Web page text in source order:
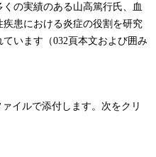
の実績のある山高篤行氏、血
患における炎症の役割を研究
います（032頁本文および囲み
ァイルで添付します。次をクリ